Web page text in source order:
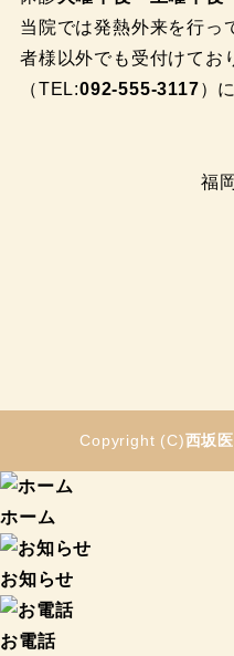
当院では発熱外来を行っ
者様以外でも受付けてお
（TEL:092-555-3117）
福
Copyright (C)西坂
ホーム
お知らせ
お電話